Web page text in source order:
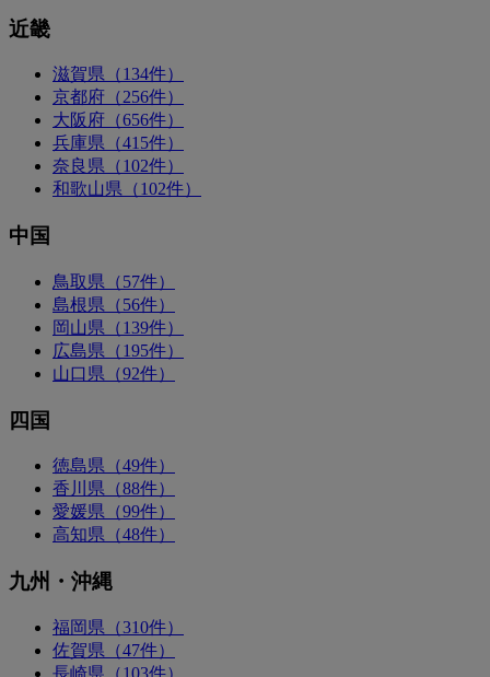
近畿
滋賀県（134件）
京都府（256件）
大阪府（656件）
兵庫県（415件）
奈良県（102件）
和歌山県（102件）
中国
鳥取県（57件）
島根県（56件）
岡山県（139件）
広島県（195件）
山口県（92件）
四国
徳島県（49件）
香川県（88件）
愛媛県（99件）
高知県（48件）
九州・沖縄
福岡県（310件）
佐賀県（47件）
長崎県（103件）